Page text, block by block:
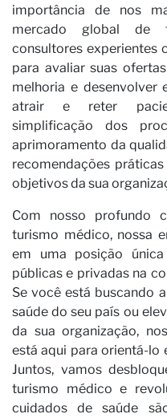
importância de nos
mercado global de
consultores experientes
para avaliar suas
melhoria e desenvolver
atrair e reter
simplificação dos
aprimoramento da
recomendações
objetivos da sua
Com nosso profundo
turismo médico, nossa
em uma posição
públicas e privadas na
Se você está buscando
saúde do seu país ou
da sua organização,
está aqui para orientá-lo
Juntos, vamos
turismo médico e
cuidados de saúde